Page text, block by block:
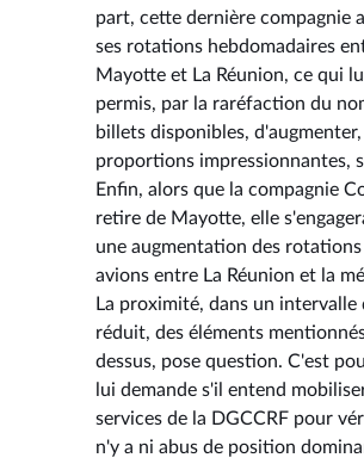
part, cette dernière compagnie
ses rotations hebdomadaires
Mayotte et La Réunion, ce qui
permis, par la raréfaction du
billets disponibles, d'augmenter,
proportions impressionnantes,
Enfin, alors que la compagnie
retire de Mayotte, elle
une augmentation des rotations
avions entre La Réunion et la
La proximité, dans un intervalle
réduit, des éléments
dessus, pose question. C'est
lui demande s'il entend
services de la DGCCRF pour
n'y a ni abus de position